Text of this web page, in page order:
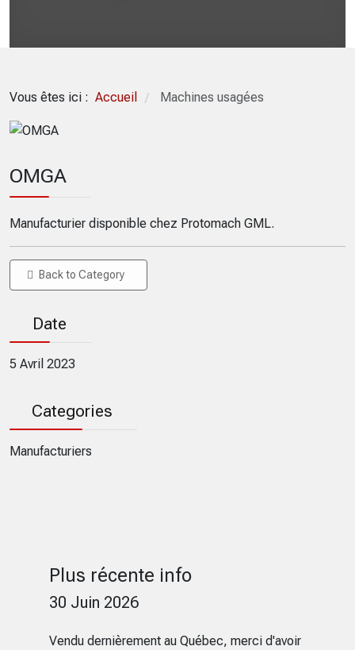
Vous êtes ici : Accueil / Machines usagées
OMGA
Manufacturier disponible chez Protomach GML.
Back to Category
Date
5 Avril 2023
Categories
Manufacturiers
Plus récente info
30 Juin 2026
Vendu dernièrement au Québec, merci d'avoir